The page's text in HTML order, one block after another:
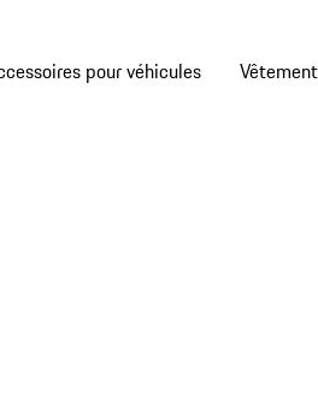
pour véhicules